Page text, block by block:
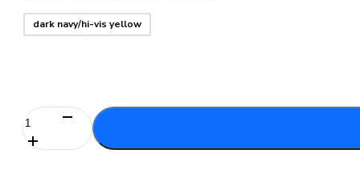
dark navy/hi-vis yellow
produkto
kiekis:
Puskombinezonis